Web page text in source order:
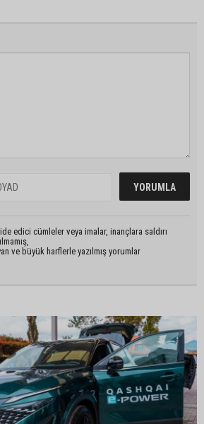
edici cümleler veya imalar, inançlara saldırı
ve büyük harflerle yazılmış yorumlar